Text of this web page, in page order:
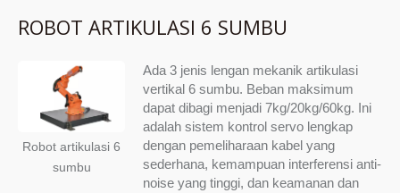
ROBOT ARTIKULASI 6 SUMBU
Robot artikulasi 6
sumbu
Ada 3 jenis lengan mekanik artikulasi
vertikal 6 sumbu. Beban maksimum
dapat dibagi menjadi 7kg/20kg/60kg. Ini
adalah sistem kontrol servo lengkap
dengan pemeliharaan kabel yang
sederhana, kemampuan interferensi anti-
noise yang tinggi, dan keamanan dan